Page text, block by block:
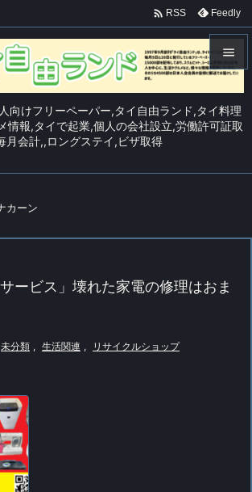
向けフリーペーパー,タイ自由ランド,タイ料理
情報,タイで起業,個人の会社設立,労働許可証取
月会計,,ロングステイ,ビザ取得

メニュ


 RSS Feedly
カーン
ービス」壊れた家電の修理はおま
未分類 , 生活関連 , リサイクルショップ